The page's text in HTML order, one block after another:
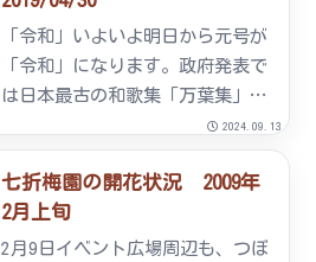
ゴゲーム、梅の種飛ばし大会や
様...
「令和」いよいよ明日から元号が
「令和」になります。政府発表で
は日本最古の和歌集「万葉集」の
梅花を詠んだ歌の序文から引用さ
れたとのこと。ななおれ梅組合は
新しい元号に「梅」が関係する名
が付き親しみを感じています。ま
た平和が続き、若い人が夢を持
2024.09.13
七折梅園の開花状況 2009年
2月上旬
2月9日イベント広場周辺も、つぼ